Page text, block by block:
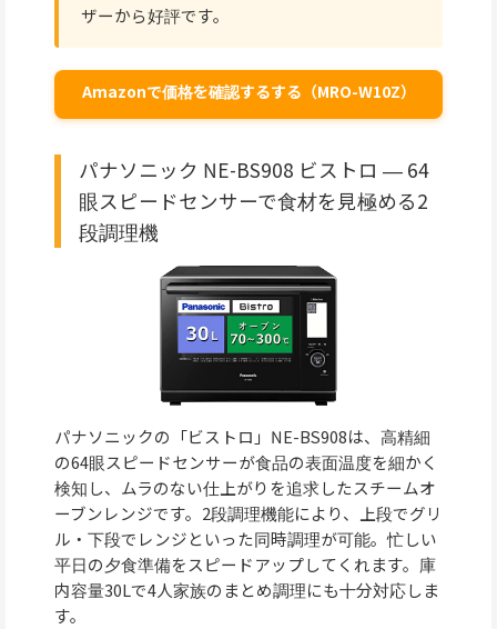
ザーから好評です。
Amazonで価格を確認するする（MRO-W10Z）
パナソニック NE-BS908 ビストロ ― 64
眼スピードセンサーで食材を見極める2
段調理機
パナソニックの「ビストロ」NE-BS908は、高精細
の64眼スピードセンサーが食品の表面温度を細かく
検知し、ムラのない仕上がりを追求したスチームオ
ーブンレンジです。2段調理機能により、上段でグリ
ル・下段でレンジといった同時調理が可能。忙しい
平日の夕食準備をスピードアップしてくれます。庫
内容量30Lで4人家族のまとめ調理にも十分対応しま
す。